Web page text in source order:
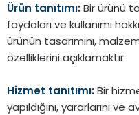
Ürün tanıtımı: Bir ürünü
faydaları ve kullanımı
ürünün tasarımını,
özelliklerini açıklamaktır.
Hizmet tanıtımı: Bir
yapıldığını, yararlarını